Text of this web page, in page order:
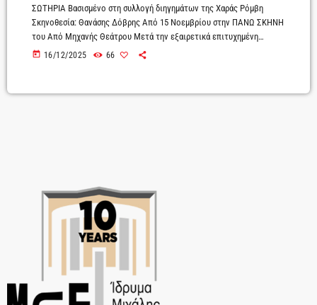
ΣΩΤΗΡΙΑ Βασισμένο στη συλλογή διηγημάτων της Χαράς Ρόμβη
Σκηνοθεσία: Θανάσης Δόβρης Από 15 Νοεμβρίου στην ΠΑΝΩ ΣΚΗΝΗ
του Από Μηχανής Θεάτρου Μετά την εξαιρετικά επιτυχημένη
παρουσίαση της στην Πειραιώς 260 στο πλαίσιο του κύκλου Η Σκηνή
Πάνω Σκηνή του Από Μηχανής Θεάτρου από το Σάββατο 15
today 16/12/2025 66